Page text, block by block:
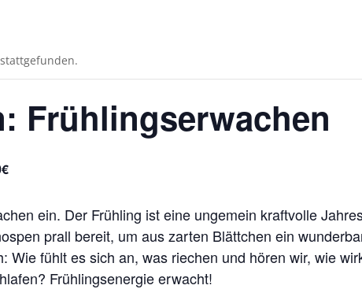
Frühlingserwachen
ein. Der Frühling ist eine ungemein kraftvolle
prall bereit, um aus zarten Blättchen ein
Wie fühlt es sich an, was riechen und hören wir, wie
Frühlingsenergie erwacht!